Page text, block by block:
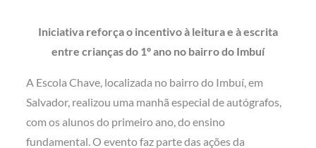
Iniciativa reforça o incentivo à leitura e à escrita
entre crianças do 1º ano no bairro do Imbuí
A Escola Chave, localizada no bairro do Imbuí, em
Salvador, realizou uma manhã especial de autógrafos,
com os alunos do primeiro ano, do ensino
fundamental. O evento faz parte das ações da